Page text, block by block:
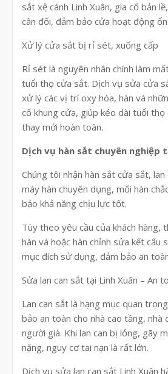
sắt xệ cánh Linh Xuân, gia cố bản
cân đối, đảm bảo cửa hoạt động
Xử lý cửa sắt bị rỉ sét, xuống cấp
Rỉ sét là nguyên nhân chính làm
tuổi thọ cửa sắt. Dịch vụ sửa cửa
xử lý các vị trí oxy hóa, hàn vá
cố khung cửa, giúp kéo dài tuổi thọ
thay mới hoàn toàn.
Dịch vụ hàn sắt chuyên nghiệp
Chúng tôi nhận hàn sắt cửa sắt,
máy hàn chuyên dụng, mối hàn
bảo khả năng chịu lực tốt.
Tùy theo yêu cầu của khách hàng,
hàn vá hoặc hàn chỉnh sửa kết cấu
mục đích sử dụng, đảm bảo an
Sửa lan can sắt tại Linh Xuân – An
Lan can sắt là hạng mục quan
bảo an toàn cho nhà cao tầng, nhà
người già. Khi lan can bị lỏng, gãy
nặng, nguy cơ tai nạn là rất lớn.
Dịch vụ sửa lan can sắt Linh Xuân